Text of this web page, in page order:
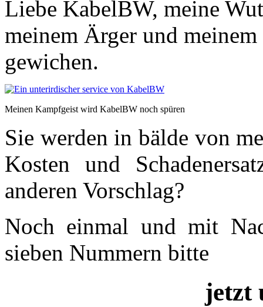
Liebe KabelBW, meine
meinem Ärger und
gewichen.
Meinen Kampfgeist wird KabelBW noch spüren
Sie werden in bälde von
Kosten und
anderen Vorschlag?
Noch einmal und mit
sieben Nummern bitte
jetzt